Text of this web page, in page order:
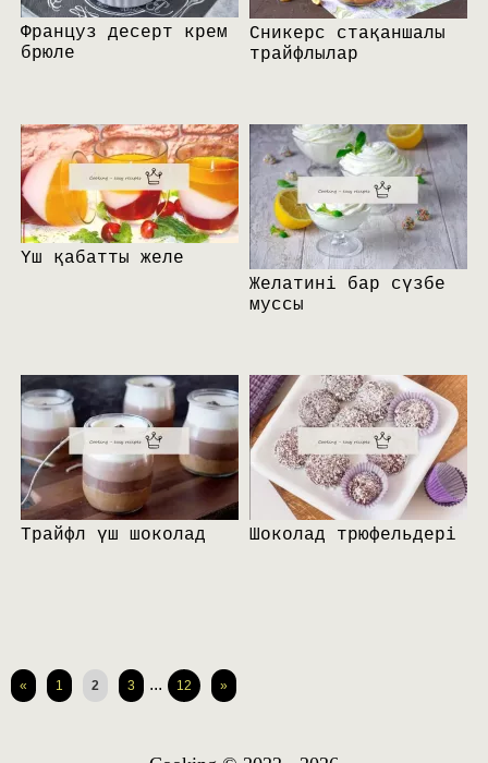
Француз десерт крем
брюле
Сникерс стақаншалы
трайфлылар
Үш қабатты желе
Желатині бар сүзбе
муссы
Трайфл үш шоколад Шоколад трюфельдері
« 1 2 3 ... 12 »